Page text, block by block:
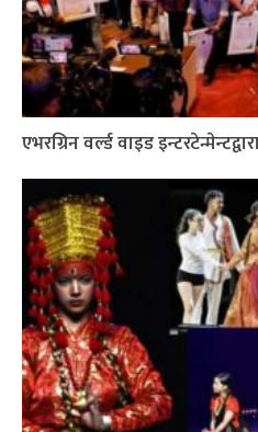
एभरग्रिन वर्ल्ड वाइड